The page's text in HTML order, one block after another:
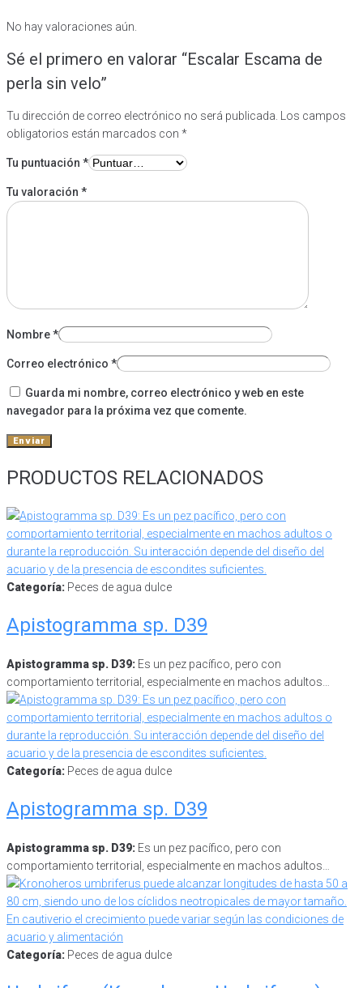
No hay valoraciones aún.
Sé el primero en valorar “Escalar Escama de
perla sin velo”
Tu dirección de correo electrónico no será publicada.
Los campos
obligatorios están marcados con *
Tu puntuación *
Tu valoración *
Nombre*
Correo electrónico *
Guarda mi nombre, correo electrónico y web en este
navegador para la próxima vez que comente.
PRODUCTOS RELACIONADOS
Categoría: Peces de agua dulce
Apistogramma sp. D39
Apistogramma sp. D39: Es un pez pacífico, pero con
comportamiento territorial, especialmente en machos adultos…
Categoría: Peces de agua dulce
Apistogramma sp. D39
Apistogramma sp. D39: Es un pez pacífico, pero con
comportamiento territorial, especialmente en machos adultos…
Categoría: Peces de agua dulce